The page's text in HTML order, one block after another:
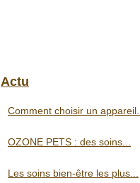
Actu
Comment choisir un appareil...
OZONE PETS : des soins...
Les soins bien-être les plus...